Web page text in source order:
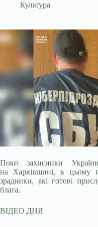
Культура
Поки захисники
на Харківщині, в цьому
зрадники, які готові
блага.
ВІДЕО ДНЯ